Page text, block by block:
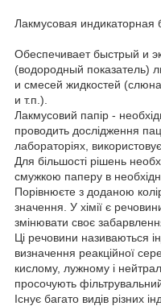
Лакмусовая индикаторная
Обеспечивает быстрый и
(водородный показатель)
и смесей жидкостей
и т.п.).
Лакмусовий папір -
проводить дослідження
лабораторіях,
Для більшості рішень
смужкою паперу в
Порівнюєте з доданою
значення. У хімії є
змінювати своє
Ці речовини називаються
визначення реакційної
кислому, лужному і
просочують
Існує багато видів різних